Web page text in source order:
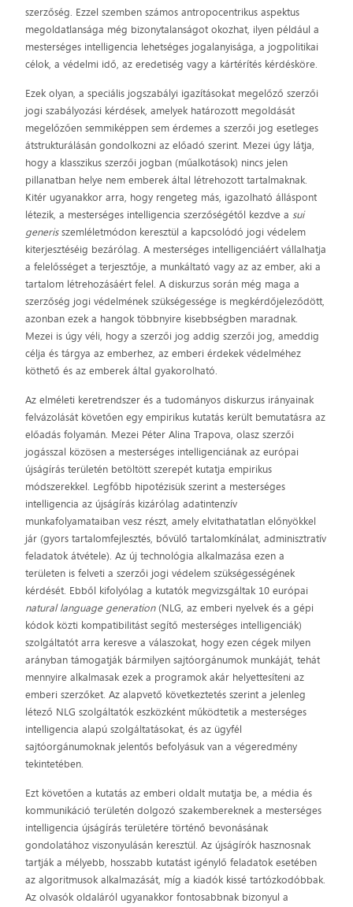
szerzőség. Ezzel szemben számos antropocentrikus aspektus
megoldatlansága még bizonytalanságot okozhat, ilyen például a
mesterséges intelligencia lehetséges jogalanyisága, a jogpolitikai
célok, a védelmi idő, az eredetiség vagy a kártérítés kérdésköre.
Ezek olyan, a speciális jogszabályi igazításokat megelőző szerzői
jogi szabályozási kérdések, amelyek határozott megoldását
megelőzően semmiképpen sem érdemes a szerzői jog esetleges
átstrukturálásán gondolkozni az előadó szerint. Mezei úgy látja,
hogy a klasszikus szerzői jogban (műalkotások) nincs jelen
pillanatban helye nem emberek által létrehozott tartalmaknak.
Kitér ugyanakkor arra, hogy rengeteg más, igazolható álláspont
létezik, a mesterséges intelligencia szerzőségétől kezdve asui
generisszemléletmódon keresztül a kapcsolódó jogi védelem
kiterjesztéséig bezárólag. A mesterséges intelligenciáért vállalhatja
a felelősséget a terjesztője, a munkáltató vagy az az ember, aki a
tartalom létrehozásáért felel. A diskurzus során még maga a
szerzőség jogi védelmének szükségessége is megkérdőjeleződött,
azonban ezek a hangok többnyire kisebbségben maradnak.
Mezei is úgy véli, hogy a szerzői jog addig szerzői jog, ameddig
célja és tárgya az emberhez, az emberi érdekek védelméhez
köthető és az emberek által gyakorolható.
Az elméleti keretrendszer és a tudományos diskurzus irányainak
felvázolását követően egy empirikus kutatás került bemutatásra az
előadás folyamán. Mezei Péter Alina Trapova, olasz szerzői
jogásszal közösen a mesterséges intelligenciának az európai
újságírás területén betöltött szerepét kutatja empirikus
módszerekkel. Legfőbb hipotézisük szerint a mesterséges
intelligencia az újságírás kizárólag adatintenzív
munkafolyamataiban vesz részt, amely elvitathatatlan előnyökkel
jár (gyors tartalomfejlesztés, bővülő tartalomkínálat, adminisztratív
feladatok átvétele). Az új technológia alkalmazása ezen a
területen is felveti a szerzői jogi védelem szükségességének
kérdését. Ebből kifolyólag a kutatók megvizsgáltak 10 európai
natural language generation (NLG, az emberi nyelvek és a gépi
kódok közti kompatibilitást segítő mesterséges intelligenciák)
szolgáltatót arra keresve a válaszokat, hogy ezen cégek milyen
arányban támogatják bármilyen sajtóorgánumok munkáját, tehát
mennyire alkalmasak ezek a programok akár helyettesíteni az
emberi szerzőket. Az alapvető következtetés szerint a jelenleg
létező NLG szolgáltatók eszközként működtetik a mesterséges
intelligencia alapú szolgáltatásokat, és az ügyfél
sajtóorgánumoknak jelentős befolyásuk van a végeredmény
tekintetében.
Ezt követően a kutatás az emberi oldalt mutatja be, a média és
kommunikáció területén dolgozó szakembereknek a mesterséges
intelligencia újságírás területére történő bevonásának
gondolatához viszonyulásán keresztül. Az újságírók hasznosnak
tartják a mélyebb, hosszabb kutatást igénylő feladatok esetében
az algoritmusok alkalmazását, míg a kiadók kissé tartózkodóbbak.
Az olvasók oldaláról ugyanakkor fontosabbnak bizonyul a